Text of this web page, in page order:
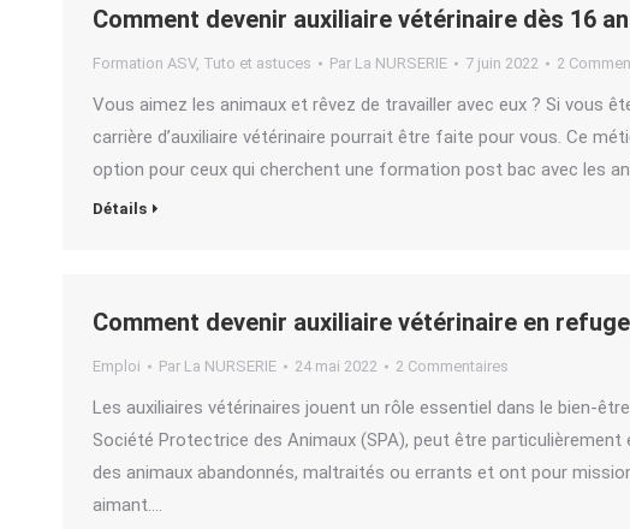
Comment devenir auxiliaire vétérinaire dès 16
Formation ASV, Tuto et astuces Par La NURSERIE 7 juin 2022 2
Vous aimez les animaux et rêvez de travailler avec eux ? Si vous
carrière d’auxiliaire vétérinaire pourrait être faite pour vous. Ce
option pour ceux qui cherchent une formation post bac avec les
Détails
Comment devenir auxiliaire vétérinaire en refuge
Emploi Par La NURSERIE 24 mai 2022 2 Commentaires
Les auxiliaires vétérinaires jouent un rôle essentiel dans le bien-
Société Protectrice des Animaux (SPA), peut être
des animaux abandonnés, maltraités ou errants et ont pour
aimant.…